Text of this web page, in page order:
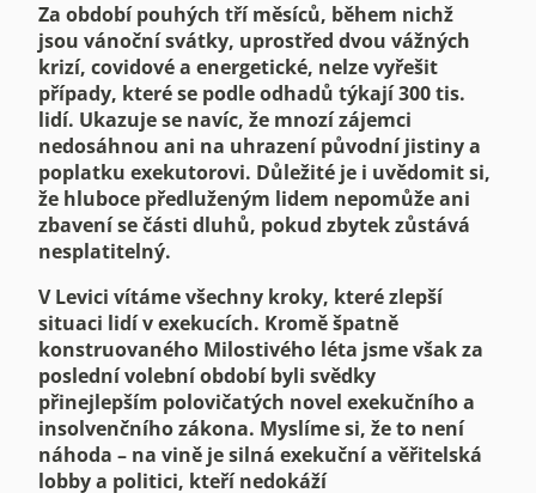
Za období pouhých tří měsíců, během nichž
jsou vánoční svátky, uprostřed dvou vážných
krizí, covidové a energetické, nelze vyřešit
případy, které se podle odhadů týkají 300 tis.
lidí. Ukazuje se navíc, že mnozí zájemci
nedosáhnou ani na uhrazení původní jistiny a
poplatku exekutorovi. Důležité je i uvědomit si,
že hluboce předluženým lidem nepomůže ani
zbavení se části dluhů, pokud zbytek zůstává
nesplatitelný.
V Levici vítáme všechny kroky, které zlepší
situaci lidí v exekucích. Kromě špatně
konstruovaného Milostivého léta jsme však za
poslední volební období byli svědky
přinejlepším polovičatých novel exekučního a
insolvenčního zákona. Myslíme si, že to není
náhoda – na vině je silná exekuční a věřitelská
lobby a politici, kteří nedokáží